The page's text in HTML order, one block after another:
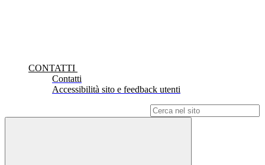
CONTATTI
Contatti
Accessibilità sito e feedback utenti